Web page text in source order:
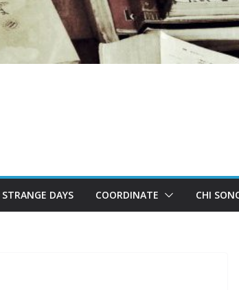
STRANGE DAYS COORDINATE CHI